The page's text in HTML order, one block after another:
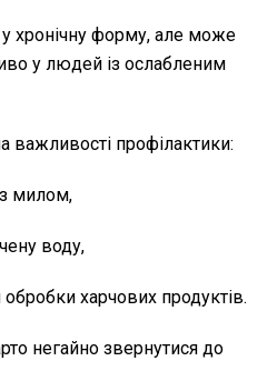
хронічну форму, але може
у людей із ослабленим
профілактики:
милом,
воду,
харчових продуктів.
негайно звернутися до